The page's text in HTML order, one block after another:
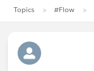
Topics #Flow